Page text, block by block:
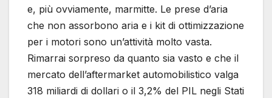
e, più ovviamente, marmitte. Le prese d’aria
che non assorbono aria e i kit di ottimizzazione
per i motori sono un’attività molto vasta.
Rimarrai sorpreso da quanto sia vasto e che il
mercato dell’aftermarket automobilistico valga
318 miliardi di dollari o il 3,2% del PIL negli Stati